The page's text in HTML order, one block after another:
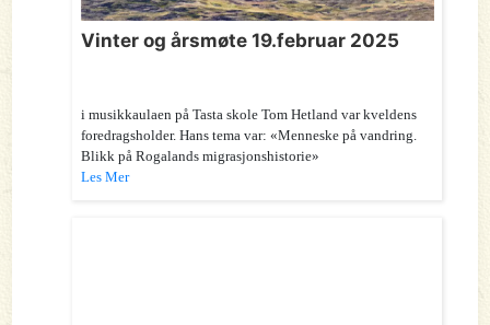
Vinter og årsmøte 19.februar 2025
i musikkaulaen på Tasta skole Tom Hetland var kveldens
foredragsholder. Hans tema var: «Menneske på vandring.
Blikk på Rogalands migrasjonshistorie»
Les Mer